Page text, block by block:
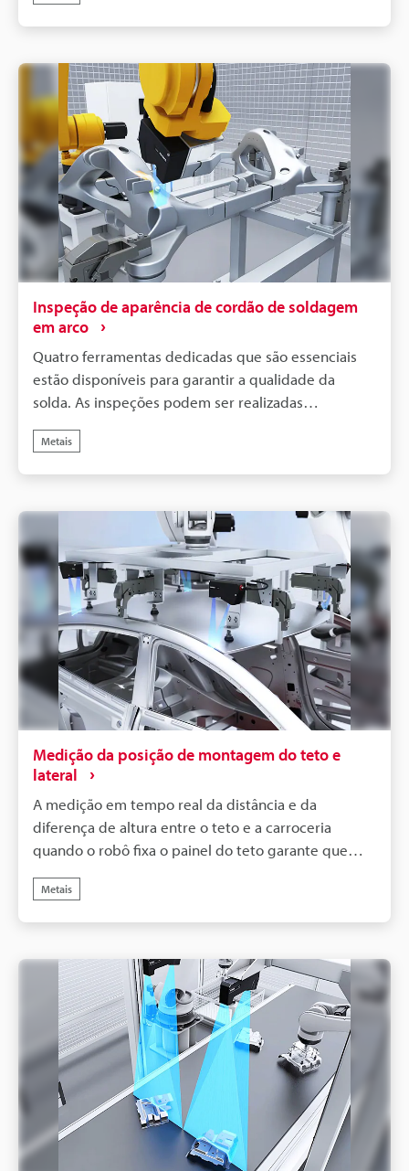
Inspeção de aparência de cordão de soldagem
em arco
Quatro ferramentas dedicadas que são essenciais
estão disponíveis para garantir a qualidade da
solda. As inspeções podem ser realizadas
base no que será inspecionado e especificando a
faixa de medição.
Metais
Medição da posição de montagem do teto e
lateral
A medição em tempo real da distância e da
diferença de altura entre o teto e a carroceria
quando o robô fixa o painel do teto garante que
Metais